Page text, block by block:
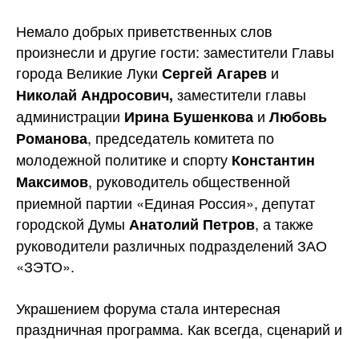
Немало добрых приветственных слов
произнесли и другие гости: заместители Главы
города Великие Луки Сергей Агарев и
Николай Андросович, заместители главы
администрации Ирина Бушенкова и Любовь
Романова, председатель комитета по
молодежной политике и спорту Константин
Максимов, руководитель общественной
приемной партии «Единая Россия», депутат
городской Думы Анатолий Петров, а также
руководители различных подразделений ЗАО
«ЗЭТО».
Украшением форума стала интересная
праздничная программа. Как всегда, сценарий и